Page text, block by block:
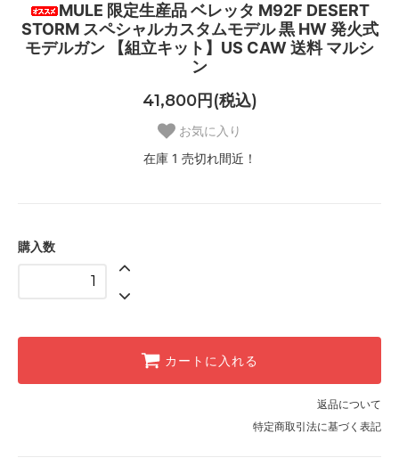
MULE 限定生産品 ベレッタ M92F DESERT
STORM スペシャルカスタムモデル 黒 HW 発火式
モデルガン 【組立キット】US CAW 送料 マルシ
ン
41,800円(税込)
お気に入り
在庫 1 売切れ間近！
購入数
カートに入れる
返品について
特定商取引法に基づく表記